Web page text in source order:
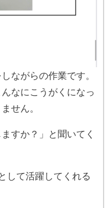
ながらの作業です。
なにこうがくになっ
せん。
すか？」と聞いてく
して活躍してくれる